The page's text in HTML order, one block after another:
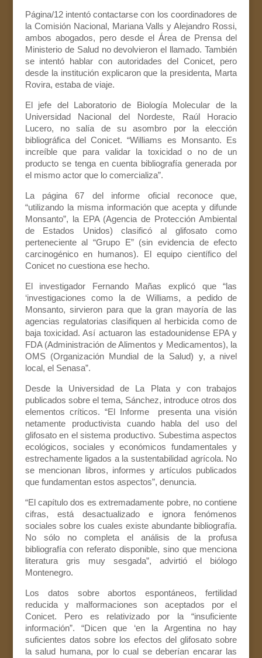
Página/12 intentó contactarse con los coordinadores de
la Comisión Nacional, Mariana Valls y Alejandro Rossi,
ambos abogados, pero desde el Área de Prensa del
Ministerio de Salud no devolvieron el llamado. También
se intentó hablar con autoridades del Conicet, pero
desde la institución explicaron que la presidenta, Marta
Rovira, estaba de viaje.
El jefe del Laboratorio de Biología Molecular de la
Universidad Nacional del Nordeste, Raúl Horacio
Lucero, no salía de su asombro por la elección
bibliográfica del Conicet. “Williams es Monsanto. Es
increíble que para validar la toxicidad o no de un
producto se tenga en cuenta bibliografía generada por
el mismo actor que lo comercializa”.
La página 67 del informe oficial reconoce que,
“utilizando la misma información que acepta y difunde
Monsanto”, la EPA (Agencia de Protección Ambiental
de Estados Unidos) clasificó al glifosato como
perteneciente al “Grupo E” (sin evidencia de efecto
carcinogénico en humanos). El equipo científico del
Conicet no cuestiona ese hecho.
El investigador Fernando Mañas explicó que “las
‘investigaciones como la de Williams, a pedido de
Monsanto, sirvieron para que la gran mayoría de las
agencias regulatorias clasifiquen al herbicida como de
baja toxicidad. Así actuaron las estadounidense EPA y
FDA (Administración de Alimentos y Medicamentos), la
OMS (Organización Mundial de la Salud) y, a nivel
local, el Senasa”.
Desde la Universidad de La Plata y con trabajos
publicados sobre el tema, Sánchez, introduce otros dos
elementos críticos. “El Informe presenta una visión
netamente productivista cuando habla del uso del
glifosato en el sistema productivo. Subestima aspectos
ecológicos, sociales y económicos fundamentales y
estrechamente ligados a la sustentabilidad agrícola. No
se mencionan libros, informes y artículos publicados
que fundamentan estos aspectos”, denuncia.
“El capítulo dos es extremadamente pobre, no contiene
cifras, está desactualizado e ignora fenómenos
sociales sobre los cuales existe abundante bibliografía.
No sólo no completa el análisis de la profusa
bibliografía con referato disponible, sino que menciona
literatura gris muy sesgada”, advirtió el biólogo
Montenegro.
Los datos sobre abortos espontáneos, fertilidad
reducida y malformaciones son aceptados por el
Conicet. Pero es relativizado por la “insuficiente
información”. “Dicen que ‘en la Argentina no hay
suficientes datos sobre los efectos del glifosato sobre
la salud humana, por lo cual se deberían encarar las